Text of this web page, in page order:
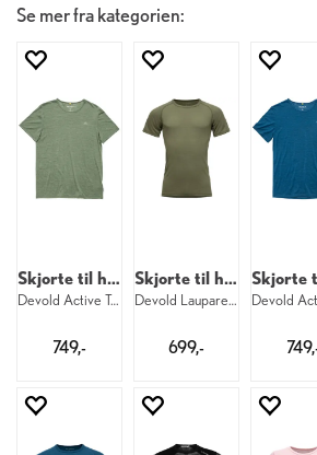
Se mer fra kategorien:
Skjorte til herre
Devold Active Tee M 421
749,-
Skjorte til herre
Devold Lauparen Merino Tee M 404
699,-